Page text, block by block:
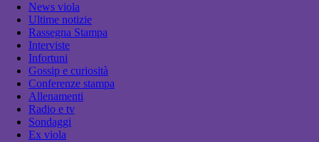
News viola
Ultime notizie
Rassegna Stampa
Interviste
Infortuni
Gossip e curiosità
Conferenze stampa
Allenamenti
Radio e tv
Sondaggi
Ex viola